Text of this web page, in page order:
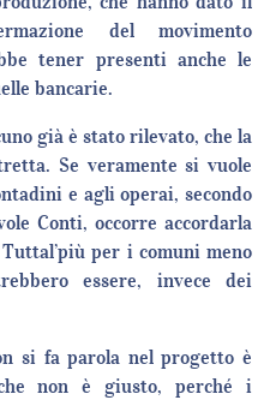
del movimento
tener presenti anche le
bancarie.
già è stato rilevato, che la
Se veramente si vuole
e agli operai, secondo
Conti, occorre accordarla
per i comuni meno
essere, invece dei
si fa parola nel progetto è
non è giusto, perché i